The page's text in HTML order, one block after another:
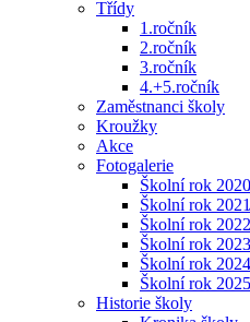
Třídy
1.ročník
2.ročník
3.ročník
4.+5.ročník
Zaměstnanci školy
Kroužky
Akce
Fotogalerie
Školní rok
Školní rok
Školní rok
Školní rok
Školní rok
Školní rok
Historie školy